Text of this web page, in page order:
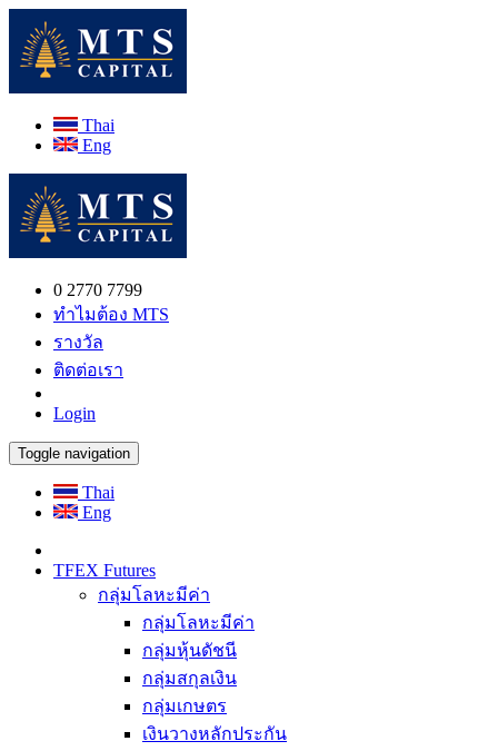
Thai
Eng
0 2770 7799
ทำไมต้อง MTS
รางวัล
ติดต่อเรา
Login
Toggle navigation
Thai
Eng
TFEX Futures
กลุ่มโลหะมีค่า
กลุ่มโลหะมีค่า
กลุ่มหุ้นดัชนี
กลุ่มสกุลเงิน
กลุ่มเกษตร
เงินวางหลักประกัน